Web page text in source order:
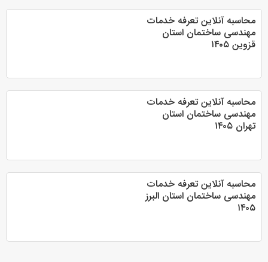
محاسبه آنلاین تعرفه خدمات
مهندسی ساختمان استان
قزوین ۱۴۰۵
محاسبه آنلاین تعرفه خدمات
مهندسی ساختمان استان
تهران ۱۴۰۵
محاسبه آنلاین تعرفه خدمات
مهندسی ساختمان استان البرز
۱۴۰۵